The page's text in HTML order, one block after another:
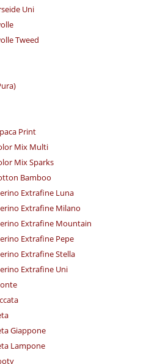
Uni
Tweed
Print
Mix Multi
Mix Sparks
Bamboo
Extrafine Luna
Extrafine Milano
Extrafine Mountain
Extrafine Pepe
Extrafine Stella
Extrafine Uni
Giappone
Lampone